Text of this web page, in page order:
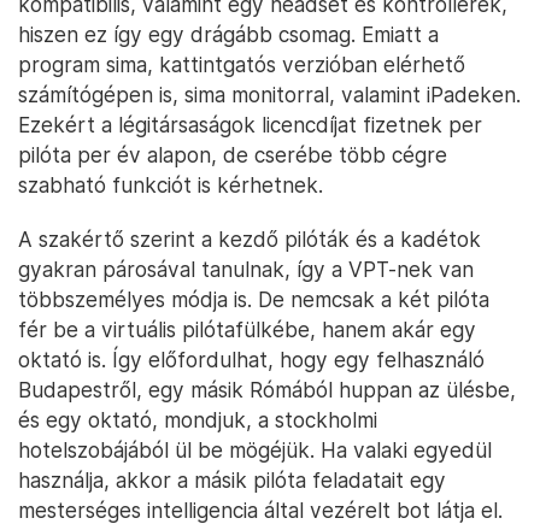
hiszen ez így egy drágább csomag. Emiatt a
program sima, kattintgatós verzióban elérhető
számítógépen is, sima monitorral, valamint iPadeken.
Ezekért a légitársaságok licencdíjat fizetnek per
pilóta per év alapon, de cserébe több cégre
szabható funkciót is kérhetnek.
A szakértő szerint a kezdő pilóták és a kadétok
gyakran párosával tanulnak, így a VPT-nek van
többszemélyes módja is. De nemcsak a két pilóta
fér be a virtuális pilótafülkébe, hanem akár egy
oktató is. Így előfordulhat, hogy egy felhasználó
Budapestről, egy másik Rómából huppan az ülésbe,
és egy oktató, mondjuk, a stockholmi
hotelszobájából ül be mögéjük. Ha valaki egyedül
használja, akkor a másik pilóta feladatait egy
mesterséges intelligencia által vezérelt bot látja el.